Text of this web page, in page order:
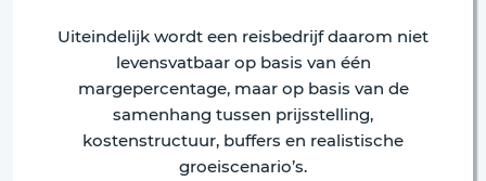
Uiteindelijk wordt een reisbedrijf daarom niet
levensvatbaar op basis van één
margepercentage, maar op basis van de
samenhang tussen prijsstelling,
kostenstructuur, buffers en realistische
groeiscenario’s.